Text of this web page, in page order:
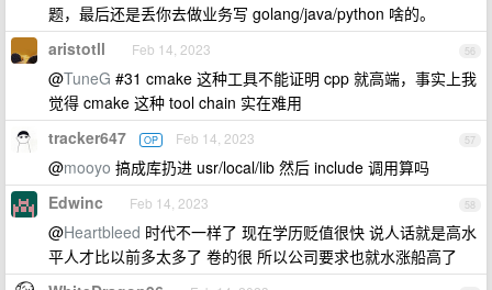
题，最后还是丢你去做业务写 golang/java/python 啥的。
56
aristotll Feb 14, 2023
@TuneG #31 cmake 这种工具不能证明 cpp 就高端，事实上我
觉得 cmake 这种 tool chain 实在难用
57
tracker647 OP Feb 14, 2023
@mooyo 搞成库扔进 usr/local/lib 然后 include 调用算吗
58
Edwinc Feb 14, 2023
@Heartbleed 时代不一样了 现在学历贬值很快 说人话就是高水
平人才比以前多太多了 卷的很 所以公司要求也就水涨船高了